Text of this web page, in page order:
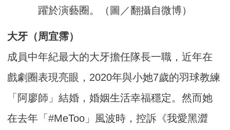
躍於演藝圈。（圖／翻攝自微博）
大牙（周宜霈）
成員中年紀最大的大牙擔任隊長一職，近年在
戲劇圈表現亮眼，2020年與小她7歲的羽球教練
「阿廖師」結婚，婚姻生活幸福穩定。然而她
在去年「#MeToo」風波時，控訴《我愛黑澀